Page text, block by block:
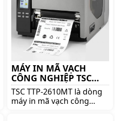
dụng, Giá:3.350.000 đ
MÁY IN MÃ VẠCH
CÔNG NGHIỆP TSC
TTP-2610MT
TSC TTP-2610MT là dòng
máy in mã vạch công